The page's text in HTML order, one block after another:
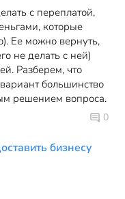
с переплатой,
которые
Ее можно вернуть,
не делать с ней)
Разберем, что
большинство
решением вопроса.
0
бизнесу